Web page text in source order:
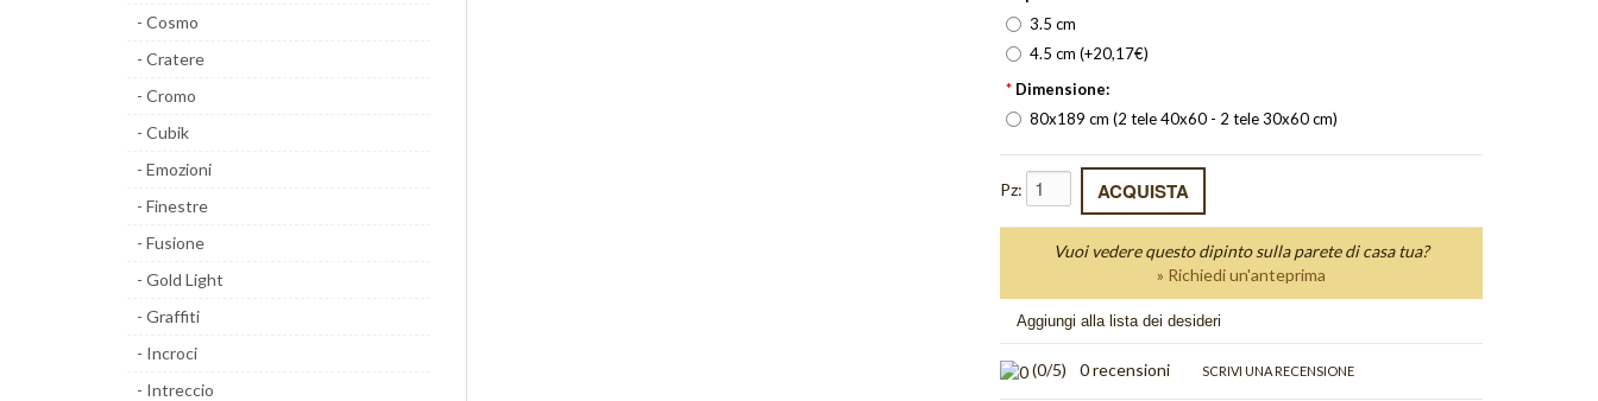
- Cosmo
- Cratere
- Cromo
- Cubik
- Emozioni
- Finestre
- Fusione
- Gold Light
- Graffiti
- Incroci
- Intreccio
3.5 cm
4.5 cm (+20,17€)
* Dimensione:
80x189 cm (2 tele 40x60 - 2 tele 30x60 cm)
Pz:
Vuoi vedere questo dipinto sulla parete di casa tua?
» Richiedi un'anteprima
Aggiungi alla lista dei desideri
(0/5) 0 recensioni SCRIVI UNA RECENSIONE